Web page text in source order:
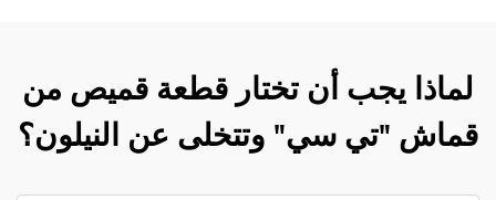
لماذا يجب أن تختار قطعة قميص من
قماش "تي سي" وتتخلى عن النيلون؟